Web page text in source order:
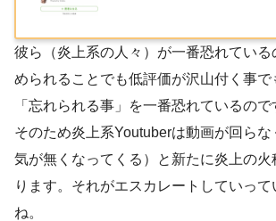
彼ら（炎上系の人々）が一番恐れてい
められることでも低評価が沢山付く事で
「忘れられる事」を一番恐れているので
そのため炎上系Youtuberは動画が回らな
気が無くなってくる）と新たに炎上の火
ります。それがエスカレートしていっ
ね。